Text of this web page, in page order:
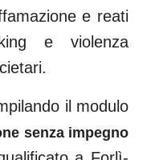
e reati
e violenza
il modulo
senza impegno